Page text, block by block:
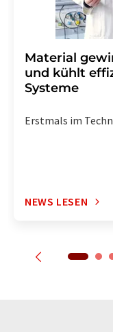
Material
und kühlt
Systeme
Erstmals im
NEWS LESEN